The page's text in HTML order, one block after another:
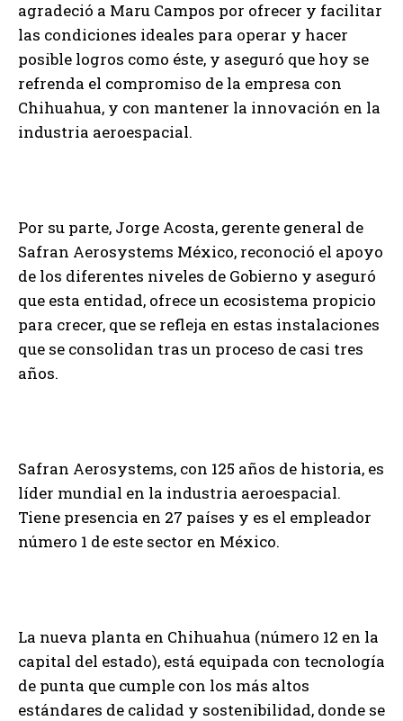
agradeció a Maru Campos por ofrecer y facilitar
las condiciones ideales para operar y hacer
posible logros como éste, y aseguró que hoy se
refrenda el compromiso de la empresa con
Chihuahua, y con mantener la innovación en la
industria aeroespacial.
Por su parte, Jorge Acosta, gerente general de
Safran Aerosystems México, reconoció el apoyo
de los diferentes niveles de Gobierno y aseguró
que esta entidad, ofrece un ecosistema propicio
para crecer, que se refleja en estas instalaciones
que se consolidan tras un proceso de casi tres
años.
Safran Aerosystems, con 125 años de historia, es
líder mundial en la industria aeroespacial.
Tiene presencia en 27 países y es el empleador
número 1 de este sector en México.
La nueva planta en Chihuahua (número 12 en la
capital del estado), está equipada con tecnología
de punta que cumple con los más altos
estándares de calidad y sostenibilidad, donde se